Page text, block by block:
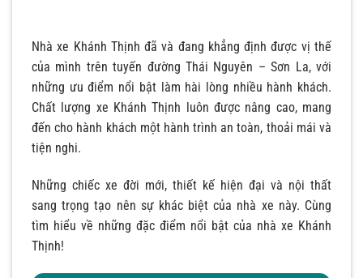
Nhà xe Khánh Thịnh đã và đang khẳng định được vị thế
của mình trên tuyến đường Thái Nguyên – Sơn La, với
những ưu điểm nổi bật làm hài lòng nhiều hành khách.
Chất lượng xe Khánh Thịnh luôn được nâng cao, mang
đến cho hành khách một hành trình an toàn, thoải mái và
tiện nghi.
Những chiếc xe đời mới, thiết kế hiện đại và nội thất
sang trọng tạo nên sự khác biệt của nhà xe này. Cùng
tìm hiểu về những đặc điểm nổi bật của nhà xe Khánh
Thịnh!